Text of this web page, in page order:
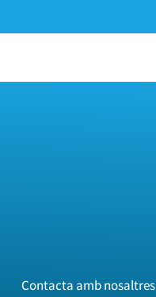
Contacta amb nosaltres